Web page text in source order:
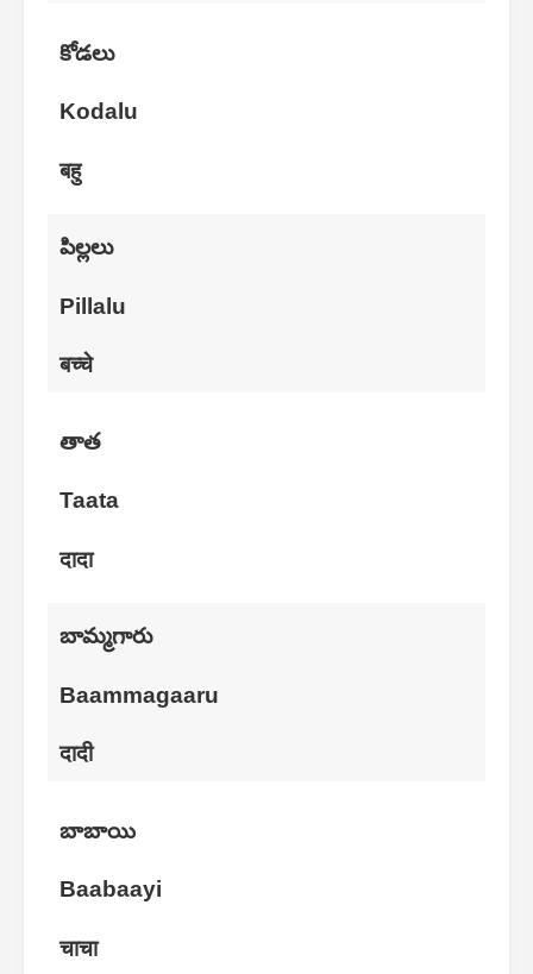
కోడలు
Kodalu
बहु
పిల్లలు
Pillalu
बच्चे
తాత
Taata
दादा
బామ్మగారు
Baammagaaru
दादी
బాబాయి
Baabaayi
चाचा